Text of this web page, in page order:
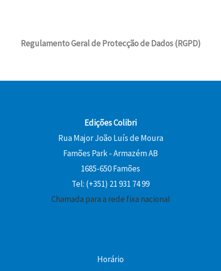
Regulamento Geral de Protecção de Dados (RGPD)
Edições Colibri
Rua Major João Luís de Moura
Famões Park - Armazém AB
1685-650 Famões
Tel: (+351) 21 931 74 99
Chamada para a rede fixa nacional
Horário